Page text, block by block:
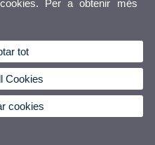
Per a obtenir més
tot
Cookies
cookies